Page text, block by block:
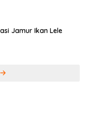
Jamur Ikan Lele